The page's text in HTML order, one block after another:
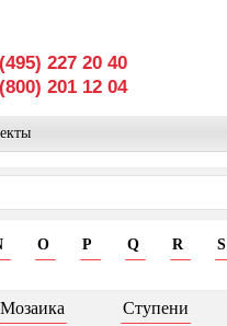
227 20 40
201 12 04
O P Q R S
Мозаика Ступени